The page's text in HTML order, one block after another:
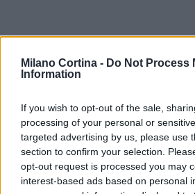
Milano Cortina - Do Not Process
Information
If you wish to opt-out of the sale,
processing of your personal or
targeted advertising by us, please use
section to confirm your selection.
opt-out request is processed you may
interest-based ads based on personal